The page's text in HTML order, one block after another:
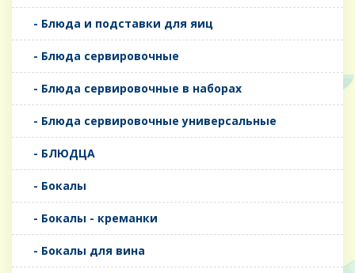
- Блюда и подставки для яиц
- Блюда сервировочные
- Блюда сервировочные в наборах
- Блюда сервировочные универсальные
- БЛЮДЦА
- Бокалы
- Бокалы - креманки
- Бокалы для вина